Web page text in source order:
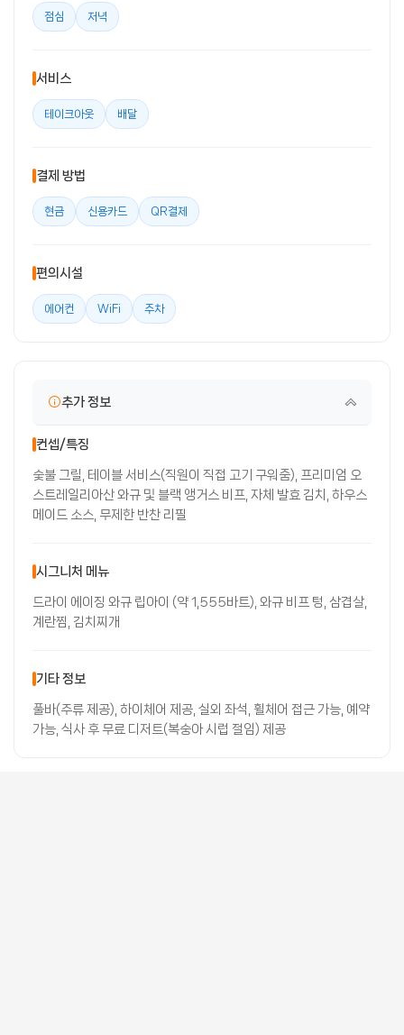
점심 저녁
서비스
테이크아웃 배달
결제 방법
현금 신용카드 QR결제
편의시설
에어컨 WiFi 주차
추가 정보
컨셉/특징
숯불 그릴, 테이블 서비스(직원이 직접 고기 구워줌), 프리미엄 오
스트레일리아산 와규 및 블랙 앵거스 비프, 자체 발효 김치, 하우스
메이드 소스, 무제한 반찬 리필
시그니처 메뉴
드라이 에이징 와규 립아이 (약 1,555바트), 와규 비프 텅, 삼겹살,
계란찜, 김치찌개
기타 정보
풀바(주류 제공), 하이체어 제공, 실외 좌석, 휠체어 접근 가능, 예약
가능, 식사 후 무료 디저트(복숭아 시럽 절임) 제공